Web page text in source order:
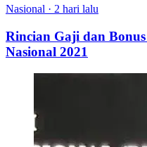
Nasional · 2 hari lalu
Rincian Gaji dan
Nasional 2021